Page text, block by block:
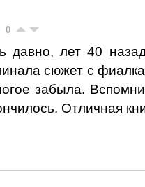
0
давно, лет 40
сюжет с
забыла.
Отличная